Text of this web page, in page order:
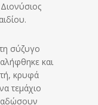
σύζυγο
και
κρυφά
τεμάχιο